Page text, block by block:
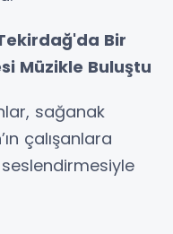
Bir
Müzikle Buluştu
sağanak
çalışanlara
seslendirmesiyle